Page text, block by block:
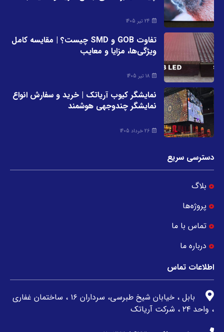
24 تیر 1405
تفاوت GOB و SMD چیست؟ | مقایسه کامل
ویژگی‌ها، مزایا و معایب
18 تیر 1405
نمایشگر کیوب آریاتک | خرید و سفارش انواع
نمایشگر چندوجهی هوشمند
26 خرداد 1405
دسترسی سریع
بلاگ
پروژه‌ها
تماس با ما
درباره ما
اطلاعات تماس
بابل ، خیابان شیخ طبرسی، سرداران ۱۶ ، ساختمان غفاری
، واحد ۲۴ ، شرکت آریاتک